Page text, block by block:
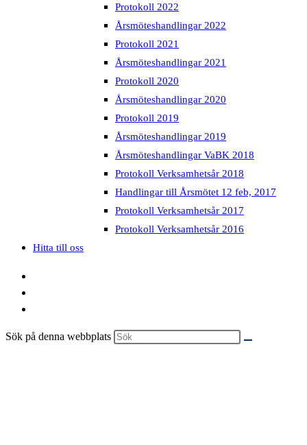
Protokoll 2022
Årsmöteshandlingar 2022
Protokoll 2021
Årsmöteshandlingar 2021
Protokoll 2020
Årsmöteshandlingar 2020
Protokoll 2019
Årsmöteshandlingar 2019
Årsmöteshandlingar VaBK 2018
Protokoll Verksamhetsår 2018
Handlingar till Årsmötet 12 feb, 2017
Protokoll Verksamhetsår 2017
Protokoll Verksamhetsår 2016
Hitta till oss
Sök på denna webbplats